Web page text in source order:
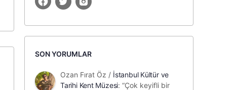
SON YORUMLAR
Ozan Fırat Öz / İstanbul Kültür ve
Tarihi Kent Müzesi: “Çok keyifli bir